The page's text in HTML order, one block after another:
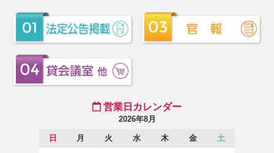
営業日カレンダー
2026年8月
日 月 火 水 木 金 土